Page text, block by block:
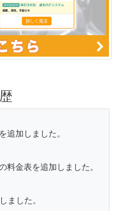
追加しました。
料金表を追加しました。
ました。